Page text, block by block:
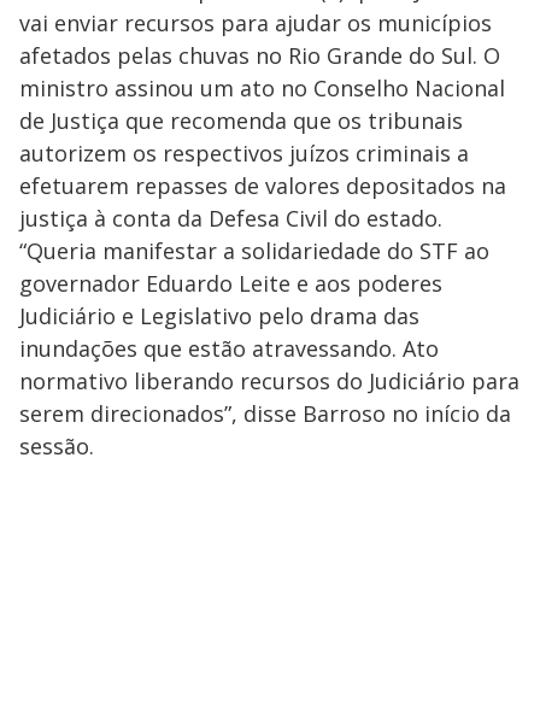
vai enviar recursos para ajudar os municípios
afetados pelas chuvas no Rio Grande do Sul. O
ministro assinou um ato no Conselho Nacional
de Justiça que recomenda que os tribunais
autorizem os respectivos juízos criminais a
efetuarem repasses de valores depositados na
justiça à conta da Defesa Civil do estado.
“Queria manifestar a solidariedade do STF ao
governador Eduardo Leite e aos poderes
Judiciário e Legislativo pelo drama das
inundações que estão atravessando. Ato
normativo liberando recursos do Judiciário para
serem direcionados”, disse Barroso no início da
sessão.